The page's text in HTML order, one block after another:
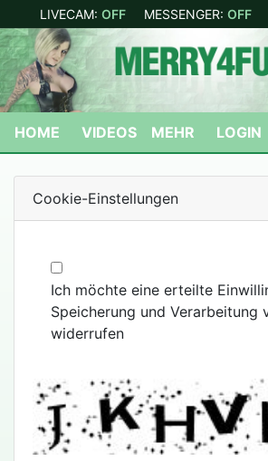
LIVECAM: OFF MESSENGER: OFF
HOME VIDEOS MEHR LOGIN
Cookie-Einstellungen
Ich möchte eine erteilte
Speicherung und Verarbeitung
widerrufen